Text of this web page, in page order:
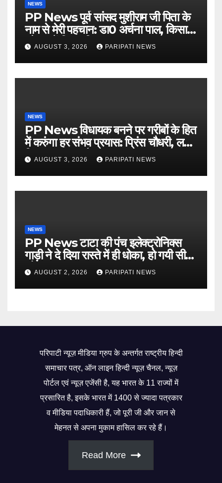
NEWS
PP News पूर्व सांसद मुशीराम जी पिता के
नाम से मेरी पहचान: डा0 अर्चना पाल, किसान
चौपाल में दिया परिचय
AUGUST 3, 2026 PARIPATI NEWS
NEWS
PP News विधायक बनने पर गरीबों के हित
में करुंगा हर संभव प्रयास: प्रिंस चौधरी, लगाई
किसान मजदूर चौपाल
AUGUST 3, 2026 PARIPATI NEWS
NEWS
PP News टाटा की पंच इलेक्ट्रोनिक्स
गाड़ी ने दे दिया रास्ते में ही धोका, हो गयी सीज,
जो सब बताया झूठ
AUGUST 2, 2026 PARIPATI NEWS
परिपाटी न्यूज़ मीडिया ग्रुप के अन्तर्गत राष्ट्रीय हिन्दी
समाचार पत्र, ऑन लाइन हिन्दी न्यूज़ चैनल, न्यूज़
पोर्टल एवं न्यूज़ एजेंसी है, यह भारत के 11 राज्यों में
प्रसारित है, इसके भारत में 1400 से ज्यादा पत्रकार
व मीडिया पदाधिकारी हैं, जो पूरी जी और जान से
मेहनत से अपना मुकाम हासिल कर रहे हैं।
Read More